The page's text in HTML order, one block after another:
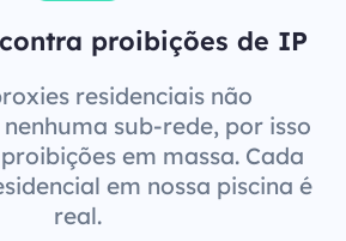
proibições de IP
residenciais não
sub-rede, por isso
em massa. Cada
em nossa piscina é
real.